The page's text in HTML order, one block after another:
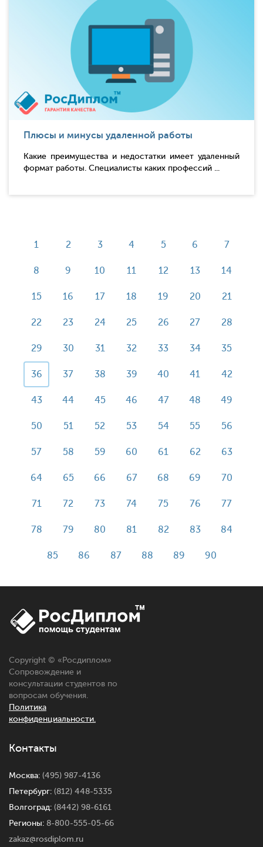
Плюсы и минусы удаленной работы
Какие преимущества и недостатки имеет удаленный
формат работы. Специалисты каких профессий ...
1 2 3 4 5 6 7
8 9 10 11 12 13 14
15 16 17 18 19 20 21
22 23 24 25 26 27 28
29 30 31 32 33 34 35
36 37 38 39 40 41 42
43 44 45 46 47 48 49
50 51 52 53 54 55 56
57 58 59 60 61 62 63
64 65 66 67 68 69 70
71 72 73 74 75 76 77
78 79 80 81 82 83 84
85 86 87 88 89 90
Copyright © «Росдиплом»
Сопровождение и
консультации студентов по
вопросам обучения.
Политика
конфиденциальности.
Контакты
Москва: (495) 987-4136
Петербург: (812) 448-5335
Волгоград: (8442) 98-6161
Регионы: 8-800-555-05-66
zakaz@rosdiplom.ru